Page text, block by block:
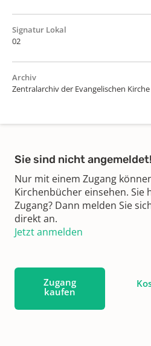
Signatur Lokal
02
Archiv
Zentralarchiv der Evangelischen
Sie sind nicht angemeldet!
Nur mit einem Zugang
Kirchenbücher einsehen. Sie
Zugang? Dann melden Sie
direkt an.
Jetzt anmelden
Zugang
kaufen